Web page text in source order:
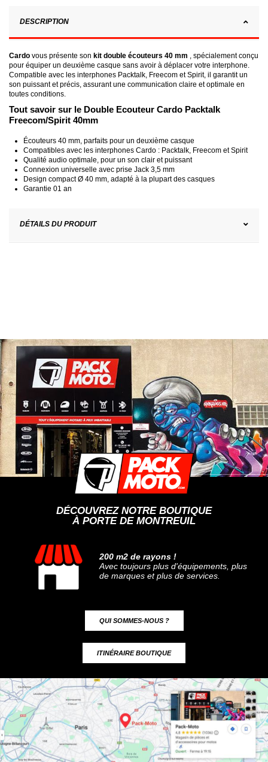
DESCRIPTION
Cardo vous présente son kit double écouteurs 40 mm , spécialement conçu
pour équiper un deuxième casque sans avoir à déplacer votre interphone.
Compatible avec les interphones Packtalk, Freecom et Spirit, il garantit un
son puissant et précis, assurant une communication claire et optimale en
toutes conditions.
Tout savoir sur le Double Ecouteur Cardo Packtalk
Freecom/Spirit 40mm
Écouteurs 40 mm, parfaits pour un deuxième casque
Compatibles avec les interphones Cardo : Packtalk, Freecom et Spirit
Qualité audio optimale, pour un son clair et puissant
Connexion universelle avec prise Jack 3,5 mm
Design compact Ø 40 mm, adapté à la plupart des casques
Garantie 01 an
DÉTAILS DU PRODUIT
DÉCOUVREZ NOTRE BOUTIQUE
À PORTE DE MONTREUIL
200 m2 de rayons !
Avec toujours plus d'équipements, plus
de marques et plus de services.
QUI SOMMES-NOUS ?
ITINÉRAIRE BOUTIQUE